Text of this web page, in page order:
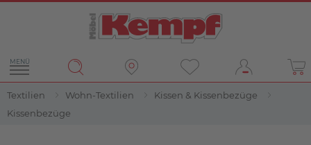
MENÜ
Textilien Wohn-Textilien
Kissen & Kissenbezüge
Kissenbezüge